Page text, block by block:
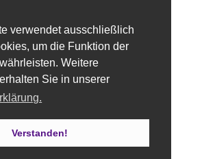
verwendet ausschließlich
um die Funktion der
Weitere
Sie in unserer
Verstanden!